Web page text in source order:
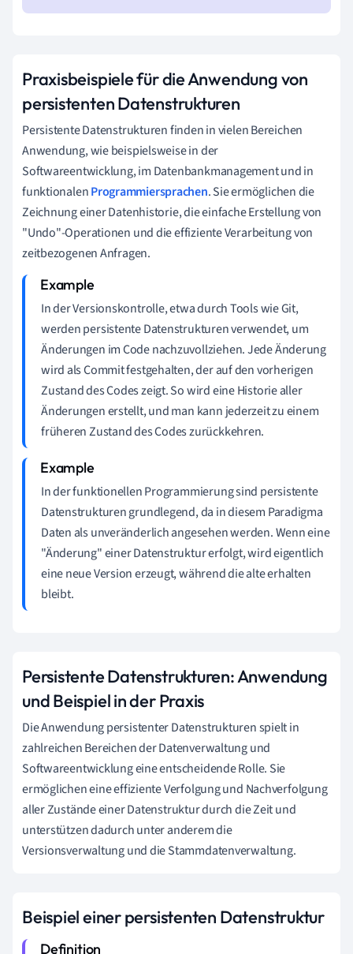
Praxisbeispiele für die Anwendung von
persistenten Datenstrukturen
Persistente Datenstrukturen finden in vielen Bereichen
Anwendung, wie beispielsweise in der
Softwareentwicklung, im Datenbankmanagement und in
funktionalenProgrammiersprachen. Sie ermöglichen die
Zeichnung einer Datenhistorie, die einfache Erstellung von
"Undo"-Operationen und die effiziente Verarbeitung von
zeitbezogenen Anfragen.
In der Versionskontrolle, etwa durch Tools wie Git,
werden persistente Datenstrukturen verwendet, um
Änderungen im Code nachzuvollziehen. Jede Änderung
wird als Commit festgehalten, der auf den vorherigen
Zustand des Codes zeigt. So wird eine Historie aller
Änderungen erstellt, und man kann jederzeit zu einem
früheren Zustand des Codes zurückkehren.
In der funktionellen Programmierung sind persistente
Datenstrukturen grundlegend, da in diesem Paradigma
Daten als unveränderlich angesehen werden. Wenn eine
"Änderung" einer Datenstruktur erfolgt, wird eigentlich
eine neue Version erzeugt, während die alte erhalten
bleibt.
Persistente Datenstrukturen: Anwendung
und Beispiel in der Praxis
Die Anwendung persistenter Datenstrukturen spielt in
zahlreichen Bereichen der Datenverwaltung und
Softwareentwicklung eine entscheidende Rolle. Sie
ermöglichen eine effiziente Verfolgung und Nachverfolgung
aller Zustände einer Datenstruktur durch die Zeit und
unterstützen dadurch unter anderem die
Versionsverwaltung und die Stammdatenverwaltung.
Beispiel einer persistenten Datenstruktur